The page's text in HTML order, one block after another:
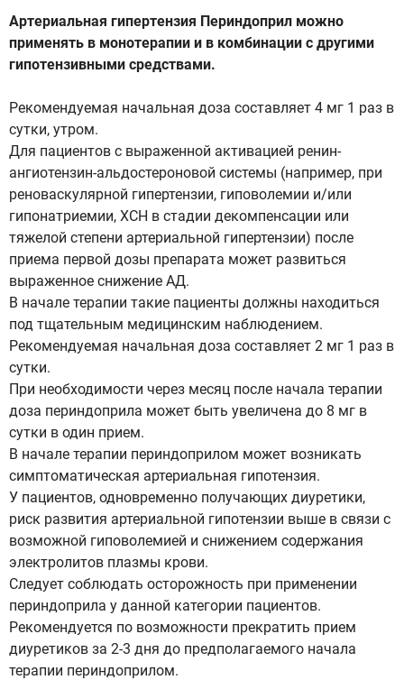
Артериальная гипертензия Периндоприл можно
применять в монотерапии и в комбинации с другими
гипотензивными средствами.
Рекомендуемая начальная доза составляет 4 мг 1 раз в
сутки, утром.
Для пациентов с выраженной активацией ренин-
ангиотензин-альдостероновой системы (например, при
реноваскулярной гипертензии, гиповолемии и/или
гипонатриемии, ХСН в стадии декомпенсации или
тяжелой степени артериальной гипертензии) после
приема первой дозы препарата может развиться
выраженное снижение АД.
В начале терапии такие пациенты должны находиться
под тщательным медицинским наблюдением.
Рекомендуемая начальная доза составляет 2 мг 1 раз в
сутки.
При необходимости через месяц после начала терапии
доза периндоприла может быть увеличена до 8 мг в
сутки в один прием.
В начале терапии периндоприлом может возникать
симптоматическая артериальная гипотензия.
У пациентов, одновременно получающих диуретики,
риск развития артериальной гипотензии выше в связи с
возможной гиповолемией и снижением содержания
электролитов плазмы крови.
Следует соблюдать осторожность при применении
периндоприла у данной категории пациентов.
Рекомендуется по возможности прекратить прием
диуретиков за 2-3 дня до предполагаемого начала
терапии периндоприлом.